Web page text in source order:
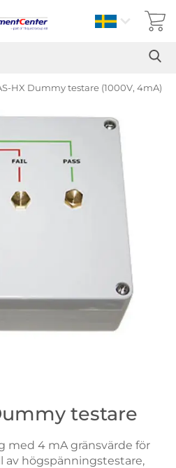
Sverige
HX Dummy testare (1000V, 4mA)
ETL testare
med 4 mA gränsvärde för
högspänningstestare,